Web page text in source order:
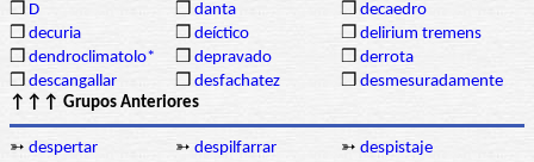
❒ D ❒ danta ❒ decaedro
❒ decuria ❒ deíctico ❒ delirium tremens
❒ dendroclimatolo* ❒ depravado ❒ derrota
❒ descangallar ❒ desfachatez ❒ desmesuradamente
↑↑↑ Grupos Anteriores
➳ despertar ➳ despilfarrar ➳ despistaje